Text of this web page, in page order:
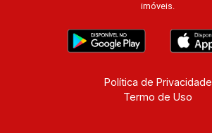
imóveis.
Política de Privacidade
Termo de Uso